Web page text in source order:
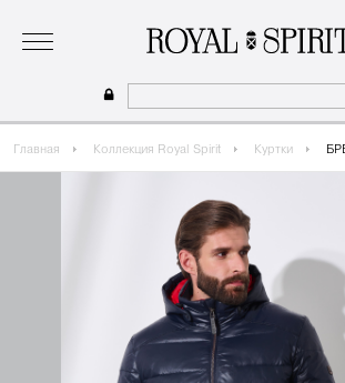
сотрудничество где
Главная Коллекция Royal Spirit Куртки